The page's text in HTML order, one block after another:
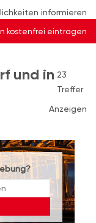
informieren
kostenfrei eintragen
und in 23
Treffer
Anzeigen